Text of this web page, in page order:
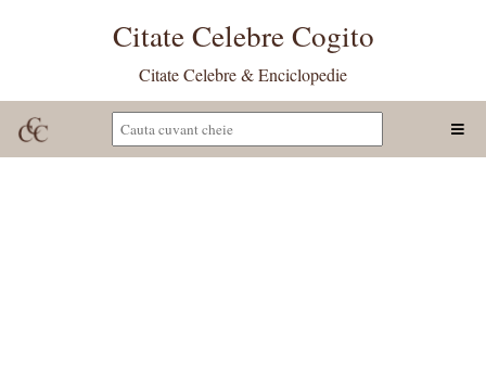
Citate Celebre Cogito
Citate Celebre & Enciclopedie